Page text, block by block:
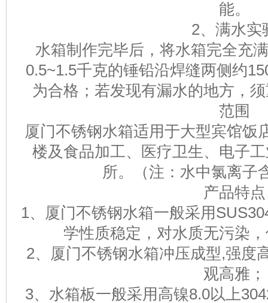
能。
2、满水实
水箱制作完毕后，将水箱完全充
0.5~1.5千克的锤铅沿焊缝两侧约
为合格；若发现有漏水的地方，
范围
厦门不锈钢水箱适用于大型宾馆饭
楼及食品加工、医疗卫生、电子
所。（注：水中氯离子
产品特点
1、厦门不锈钢水箱一般采用
学性质稳定，对水质无污染
2、厦门不锈钢水箱冲压成型,强度
观高雅；
3、水箱板一般采用高镍8.0以上